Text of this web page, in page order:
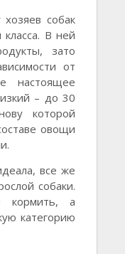
собак
В ней
зато
от
настоящее
– до 30
которой
овощи
все же
собаки.
кормить, а
категорию